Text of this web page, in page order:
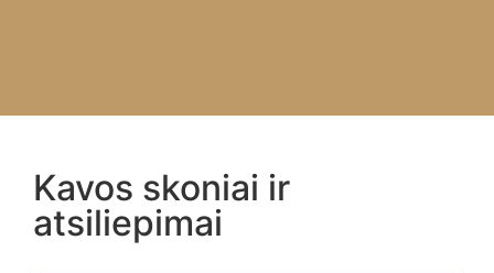
Kavos skoniai ir
atsiliepimai